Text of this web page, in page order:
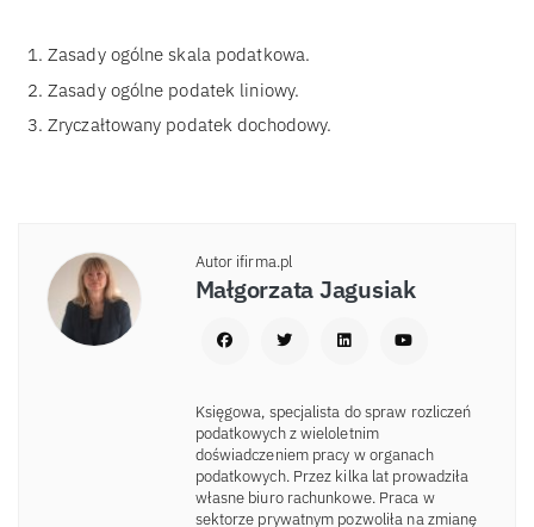
Zasady ogólne skala podatkowa.
Zasady ogólne podatek liniowy.
Zryczałtowany podatek dochodowy.
Autor ifirma.pl
Małgorzata Jagusiak
Księgowa, specjalista do spraw rozliczeń
podatkowych z wieloletnim
doświadczeniem pracy w organach
podatkowych. Przez kilka lat prowadziła
własne biuro rachunkowe. Praca w
sektorze prywatnym pozwoliła na zmianę